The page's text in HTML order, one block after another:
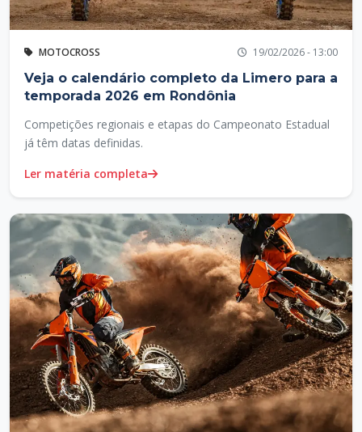
MOTOCROSS 19/02/2026 - 13:00
Veja o calendário completo da Limero para a
temporada 2026 em Rondônia
Competições regionais e etapas do Campeonato Estadual
já têm datas definidas.
Ler matéria completa